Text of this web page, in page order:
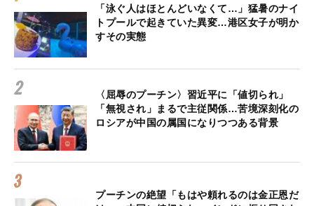
「泳ぐ人はほとんどいなくて…」猛暑のナイ
トプールで起きていた異変…港区女子が明か
すその実態
〈屈辱のプーチン〉習近平に「値切られ」
「無視され」まるで主従関係…苦境深刻化の
ロシアが中国の属国になりつつある背景
プーチンの絶望「もはや頼れるのは金正恩だ